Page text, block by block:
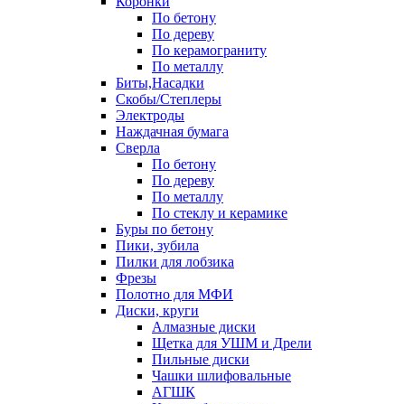
По бетону
По дереву
По керамограниту
По металлу
Биты,Насадки
Скобы/Степлеры
Электроды
Наждачная бумага
Сверла
По бетону
По дереву
По металлу
По стеклу и керамике
Буры по бетону
Пики, зубила
Пилки для лобзика
Фрезы
Полотно для МФИ
Диски, круги
Алмазные диски
Щетка для УШМ и Дрели
Пильные диски
Чашки шлифовальные
АГШК